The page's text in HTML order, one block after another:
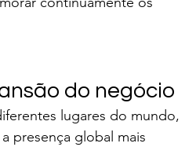
do negócio
lugares do mundo,
presença global mais